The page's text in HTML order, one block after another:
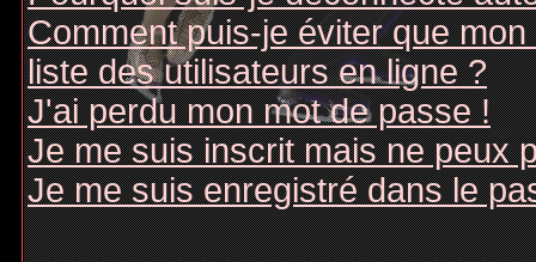
Comment puis-je éviter que
liste des utilisateurs en ligne ?
J'ai perdu mon mot de passe !
Je me suis inscrit mais ne peux
Je me suis enregistré dans le